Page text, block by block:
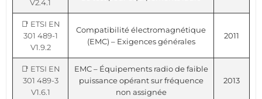
V2.4.1
📑 ETSI EN
301 489-1
V1.9.2
Compatibilité électromagnétique
(EMC) – Exigences générales
2011
📑 ETSI EN
301 489-3
V1.6.1
EMC – Équipements radio de faible
puissance opérant sur fréquence
non assignée
2013